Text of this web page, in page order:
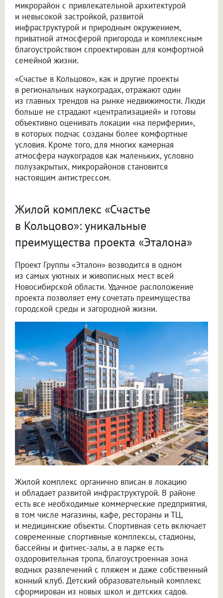
микрорайон с привлекательной архитектурой
и невысокой застройкой, развитой
инфраструктурой и природным окружением,
приватной атмосферой пригорода и комплексным
благоустройством спроектирован для комфортной
семейной жизни.
«Счастье в Кольцово», как и другие проекты
в региональных наукоградах, отражают один
из главных трендов на рынке недвижимости. Люди
больше не страдают «централизацией» и готовы
объективно оценивать локации «на периферии»,
в которых подчас созданы более комфортные
условия. Кроме того, для многих камерная
атмосфера наукоградов как маленьких, условно
полузакрытых, микрорайонов становится
настоящим антистрессом.
Жилой комплекс «Счастье
в Кольцово»: уникальные
преимущества проекта «Эталона»
Проект Группы «Эталон» возводится в одном
из самых уютных и живописных мест всей
Новосибирской области. Удачное расположение
проекта позволяет ему сочетать преимущества
городской среды и загородной жизни.
Жилой комплекс органично вписан в локацию
и обладает развитой инфраструктурой. В районе
есть все необходимые коммерческие предприятия,
в том числе магазины, кафе, рестораны и ТЦ,
и медицинские объекты. Спортивная сеть включает
современные спортивные комплексы, стадионы,
бассейны и фитнес-залы, а в парке есть
оздоровительная тропа, благоустроенная зона
водных развлечений с пляжем и даже собственный
конный клуб. Детский образовательный комплекс
сформирован из новых школ и детских садов.